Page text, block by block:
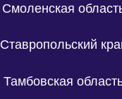
Смоленская
Ставропольский
Тамбовская